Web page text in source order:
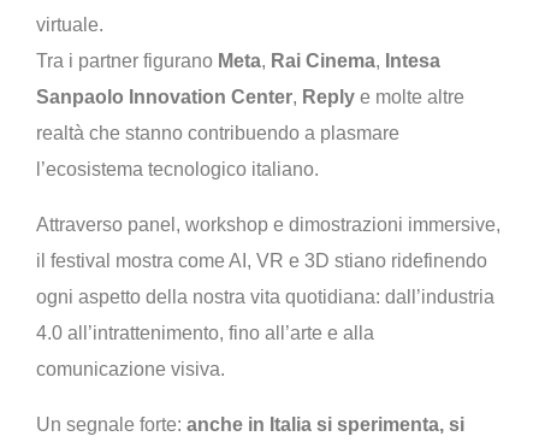
virtuale.
Tra i partner figurano Meta, Rai Cinema, Intesa
Sanpaolo Innovation Center, Reply e molte altre
realtà che stanno contribuendo a plasmare
l’ecosistema tecnologico italiano.
Attraverso panel, workshop e dimostrazioni immersive,
il festival mostra come AI, VR e 3D stiano ridefinendo
ogni aspetto della nostra vita quotidiana: dall’industria
4.0 all’intrattenimento, fino all’arte e alla
comunicazione visiva.
Un segnale forte: anche in Italia si sperimenta, si